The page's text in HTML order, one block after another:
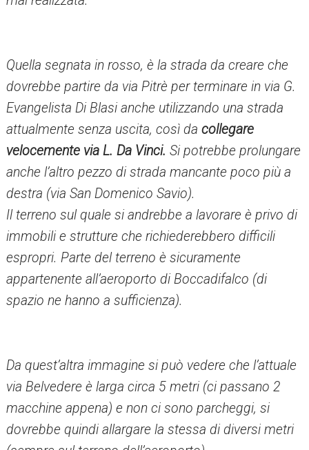
Quella segnata in rosso, è la strada da creare che
dovrebbe partire da via Pitrè per terminare in via G.
Evangelista Di Blasi anche utilizzando una strada
attualmente senza uscita, così dacollegare
velocemente via L. Da Vinci. Si potrebbe prolungare
anche l’altro pezzo di strada mancante poco più a
destra (via San Domenico Savio).
Il terreno sul quale si andrebbe a lavorare è privo di
immobili e strutture che richiederebbero difficili
espropri. Parte del terreno è sicuramente
appartenente all’aeroporto di Boccadifalco (di
spazio ne hanno a sufficienza).
Da quest’altra immagine si può vedere che l’attuale
via Belvedere è larga circa 5 metri (ci passano 2
macchine appena) e non ci sono parcheggi, si
dovrebbe quindi allargare la stessa di diversi metri